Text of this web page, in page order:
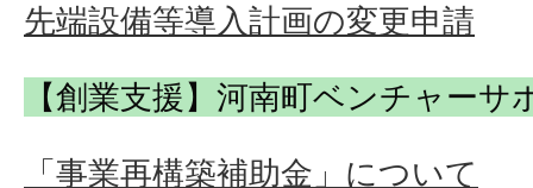
先端設備等導入計画の変更申請
【創業支援】河南町ベンチャーサ
「事業再構築補助金」について